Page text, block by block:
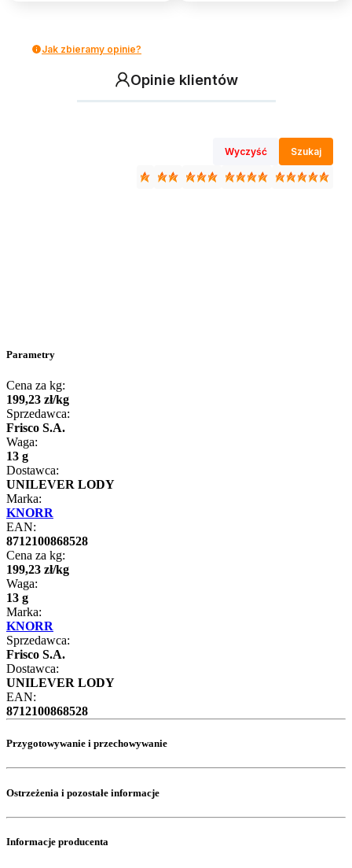
Jak zbieramy opinie?
Opinie klientów
Wyczyść Szukaj
Parametry
Cena za kg:
199,23 zł/kg
Sprzedawca:
Frisco S.A.
Waga:
13 g
Dostawca:
UNILEVER LODY
Marka:
KNORR
EAN:
8712100868528
Cena za kg:
199,23 zł/kg
Waga:
13 g
Marka:
KNORR
Sprzedawca:
Frisco S.A.
Dostawca:
UNILEVER LODY
EAN:
8712100868528
Przygotowywanie i przechowywanie
Ostrzeżenia i pozostałe informacje
Informacje producenta